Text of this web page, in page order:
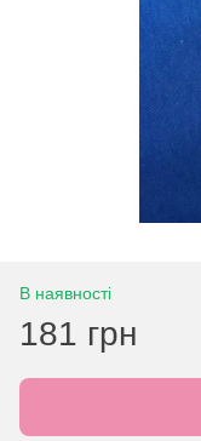
В наявності
181 грн